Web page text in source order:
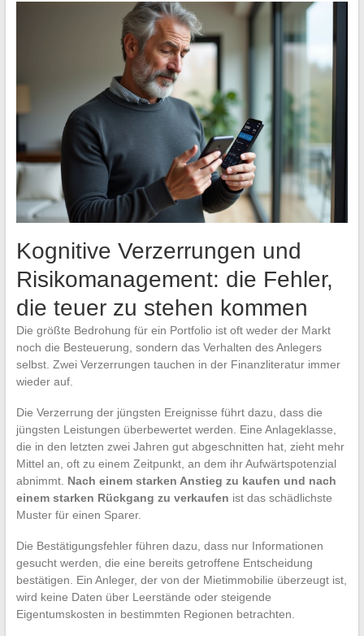
Kognitive Verzerrungen und
Risikomanagement: die Fehler,
die teuer zu stehen kommen
Die größte Bedrohung für ein Portfolio ist oft weder der Markt
noch die Besteuerung, sondern das Verhalten des Anlegers
selbst. Zwei Verzerrungen tauchen in der Finanzliteratur immer
wieder auf.
Die Verzerrung der jüngsten Ereignisse führt dazu, dass die
jüngsten Leistungen überbewertet werden. Eine Anlageklasse,
die in den letzten zwei Jahren gut abgeschnitten hat, zieht mehr
Mittel an, oft zu einem Zeitpunkt, an dem ihr Aufwärtspotenzial
abnimmt. Nach einem starken Anstieg zu kaufen und nach
einem starken Rückgang zu verkaufen ist das schädlichste
Muster für einen Sparer.
Die Bestätigungsfehler führen dazu, dass nur Informationen
gesucht werden, die eine bereits getroffene Entscheidung
bestätigen. Ein Anleger, der von der Mietimmobilie überzeugt ist,
wird keine Daten über Leerstände oder steigende
Eigentumskosten in bestimmten Regionen betrachten.